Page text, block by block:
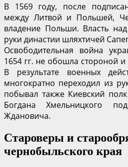
В 1569 году, после
между Литвой и Польшей,
владение Польши. Власть
руки династии шляхтичей
Освободительная война
1654 гг. не обошла стороной
В результате военных
многократно переходил из
побывал также Киевский
Богдана Хмельницкого
Ждановича.
Староверы и
чернобыльского края